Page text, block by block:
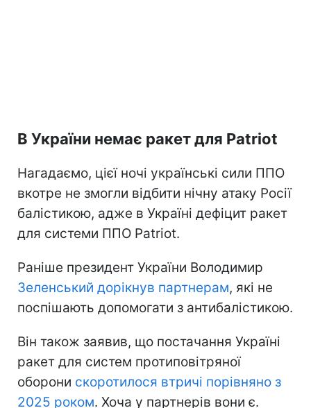
В України немає ракет для Patriot
Нагадаємо, цієї ночі українські сили ППО
вкотре не змогли відбити нічну атаку Росії
балістикою, адже в Україні дефіцит ракет
для системи ППО Patriot.
Раніше президент України Володимир
Зеленський дорікнув партнерам, які не
поспішають допомогати з антибалістикою.
Він також заявив, що постачання Україні
ракет для систем протиповітряної
оборони скоротилося втричі порівняно з
2025 роком. Хоча у партнерів вони є.